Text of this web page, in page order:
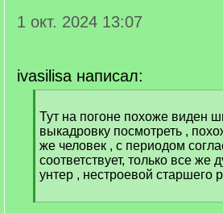
1 окт. 2024 13:07
ivasilisa написал:
q
]
Тут на погоне похоже виден
выкадровку посмотреть ,
же человек , с периодом
соответствует, только все
унтер , нестроевой старшего
[